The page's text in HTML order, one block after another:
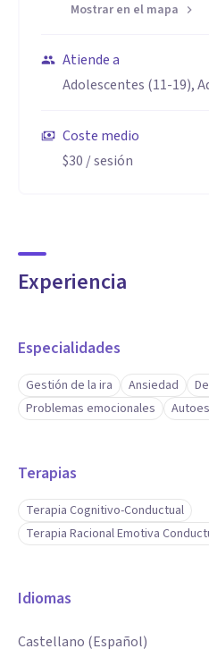
Mostrar en el mapa
Atiende a
Adolescentes (11-19),
Coste medio
$30 / sesión
Experiencia
Especialidades
Gestión de la ira Ansiedad
Problemas emocionales
Terapias
Terapia Cognitivo-Conductual
Terapia Racional Emotiva
Idiomas
Castellano (Español)